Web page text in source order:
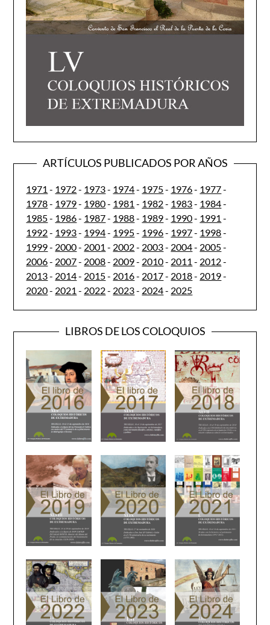
ARTÍCULOS PUBLICADOS POR AÑOS
1971 - 1972- 1973- 1974- 1975- 1976- 1977-
1978- 1979- 1980- 1981 - 1982- 1983- 1984-
1985- 1986- 1987- 1988- 1989- 1990- 1991 -
1992- 1993- 1994- 1995- 1996- 1997- 1998-
1999- 2000- 2001 - 2002- 2003- 2004- 2005-
2006- 2007- 2008- 2009- 2010- 2011 - 2012-
2013- 2014- 2015- 2016- 2017- 2018- 2019-
2020- 2021 - 2022- 2023- 2024- 2025
LIBROS DE LOS COLOQUIOS